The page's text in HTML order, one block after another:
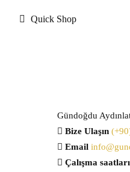
Quick Shop
Gündoğdu
Bize Ulaşın
Email
Çalışma saatları